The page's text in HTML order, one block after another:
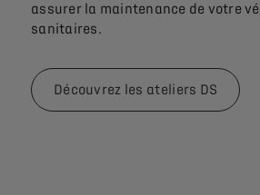
assurer la maintenance de votre
sanitaires.
Découvrez les ateliers DS